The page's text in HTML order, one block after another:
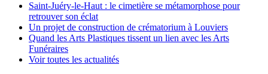
Saint-Juéry-le-Haut : le cimetière se métamorphose pour
retrouver son éclat
Un projet de construction de crématorium à Louviers
Quand les Arts Plastiques tissent un lien avec les Arts
Funéraires
Voir toutes les actualités